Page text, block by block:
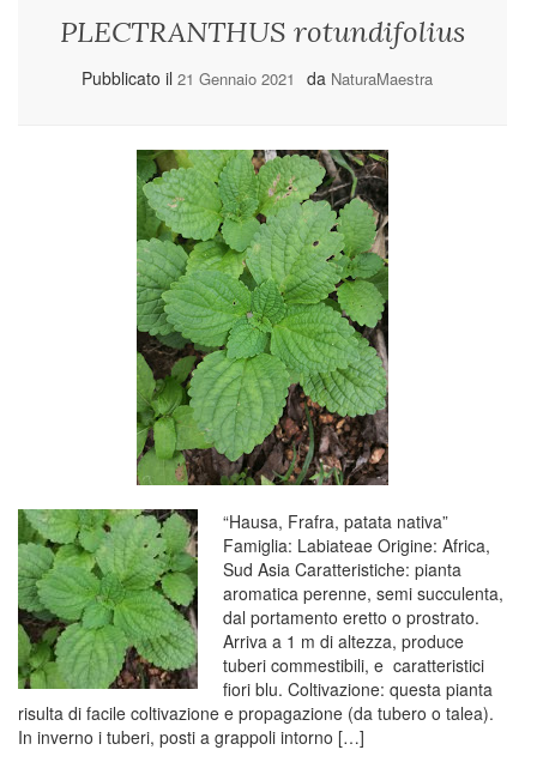
PLECTRANTHUS rotundifolius
Pubblicato il 21 Gennaio 2021 da NaturaMaestra
“Hausa, Frafra, patata nativa”
Famiglia: Labiateae Origine: Africa,
Sud Asia Caratteristiche: pianta
aromatica perenne, semi succulenta,
dal portamento eretto o prostrato.
Arriva a 1 m di altezza, produce
tuberi commestibili, e caratteristici
fiori blu. Coltivazione: questa pianta
risulta di facile coltivazione e propagazione (da tubero o talea).
In inverno i tuberi, posti a grappoli intorno […]